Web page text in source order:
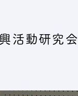
活動研究会